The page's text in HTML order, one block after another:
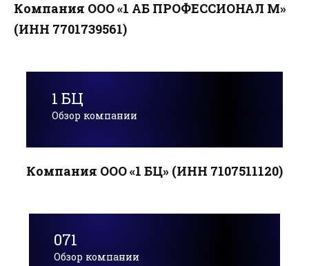
Компания ООО «1 АБ ПРОФЕССИОНАЛ М»
(ИНН 7701739561)
1 БЦ
Обзор компании
Компания ООО «1 БЦ» (ИНН 7107511120)
071
Обзор компании